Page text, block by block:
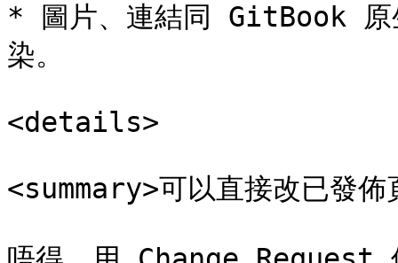
* 圖片、連結同 GitBook 原
染。
<details>
<summary>可以直接改已發